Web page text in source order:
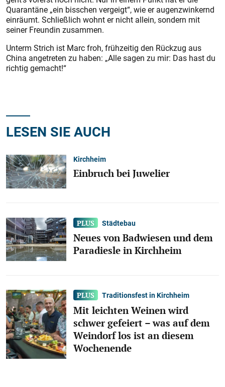
Quarantäne „ein bisschen vergeigt“, wie er augenzwinkernd
einräumt. Schließlich wohnt er nicht allein, sondern mit
seiner Freundin zusammen.
Unterm Strich ist Marc froh, frühzeitig den Rückzug aus
China angetreten zu haben: „Alle sagen zu mir: Das hast du
richtig gemacht!“
LESEN SIE AUCH
Kirchheim
Einbruch bei Juwelier
Städtebau
Neues von Badwiesen und dem
Paradiesle in Kirchheim
Traditionsfest in Kirchheim
Mit leichten Weinen wird
schwer gefeiert – was auf dem
Weindorf los ist an diesem
Wochenende